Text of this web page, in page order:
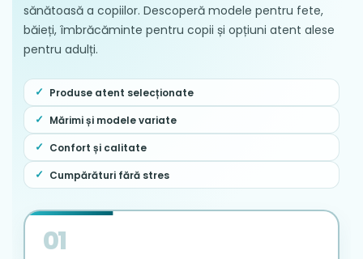
sănătoasă a copiilor. Descoperă modele pentru fete,
băieți, îmbrăcăminte pentru copii și opțiuni atent alese
pentru adulți.
Produse atent selecționate
Mărimi și modele variate
Confort și calitate
Cumpărături fără stres
01